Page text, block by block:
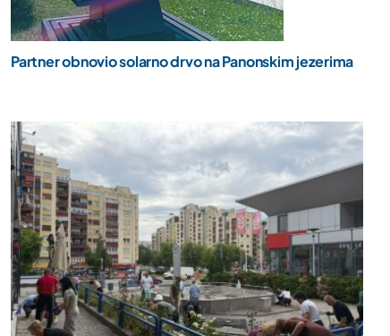
Partner obnovio solarno drvo na Panonskim jezerima